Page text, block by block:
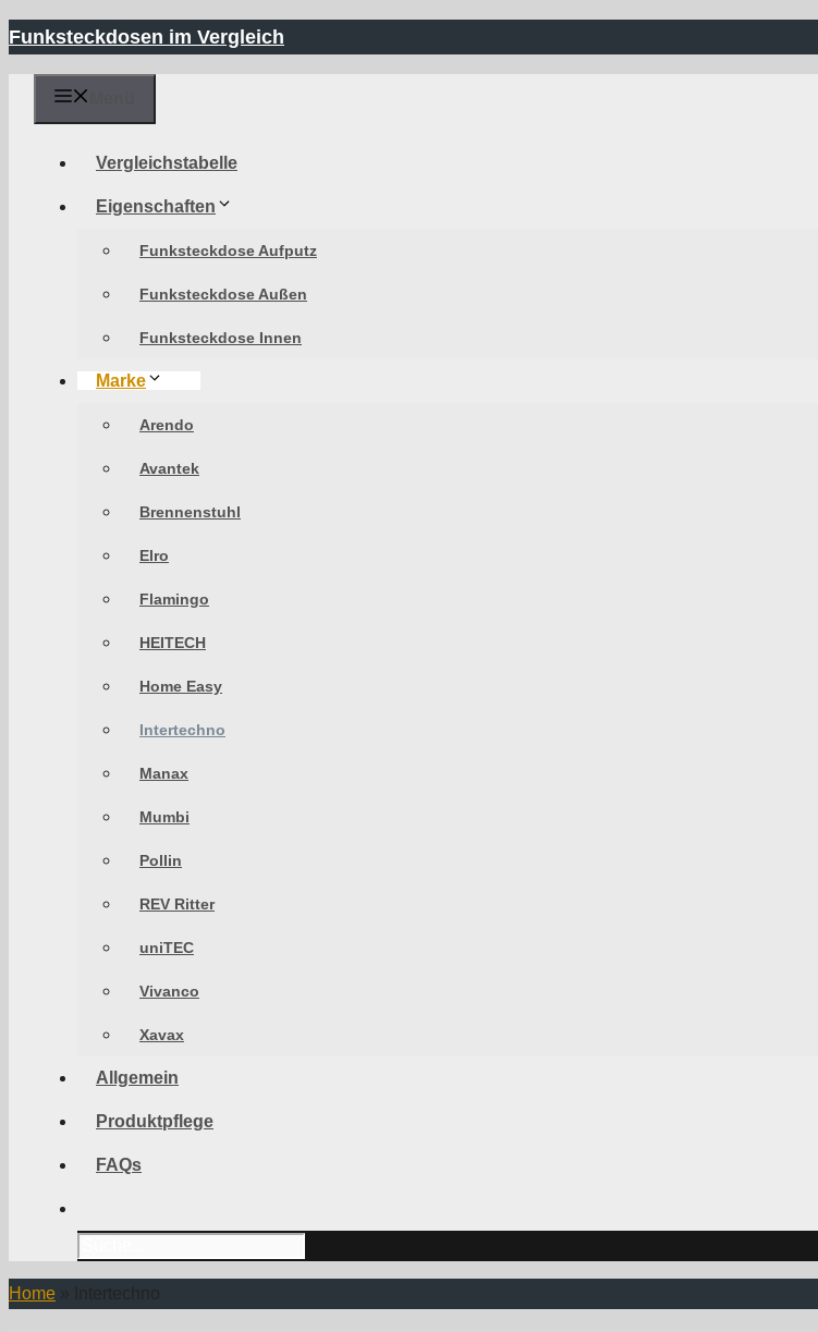
Zum
springen
Funksteckdosen im Vergleich
Vergleichstabelle
Eigenschaften
Funksteckdose Aufputz
Funksteckdose Außen
Funksteckdose Innen
Marke
Arendo
Avantek
Brennenstuhl
Elro
Flamingo
HEITECH
Home Easy
Intertechno
Manax
Mumbi
Pollin
REV Ritter
uniTEC
Vivanco
Xavax
Allgemein
Produktpflege
FAQs
for:
Home » Intertechno